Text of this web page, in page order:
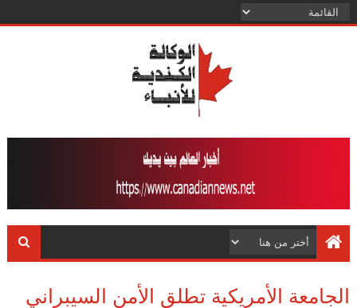
الجامعة الأمريكية تطلق الأمن السيبراني